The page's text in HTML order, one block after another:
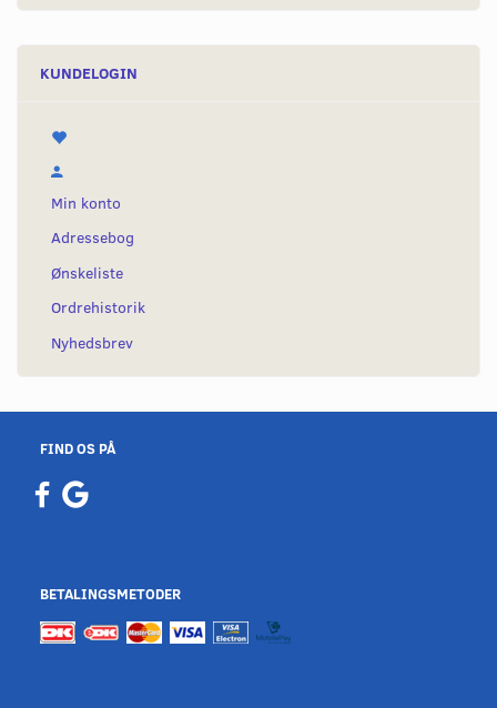
KUNDELOGIN
Min konto
Adressebog
Ønskeliste
Ordrehistorik
Nyhedsbrev
FIND OS PÅ
BETALINGSMETODER